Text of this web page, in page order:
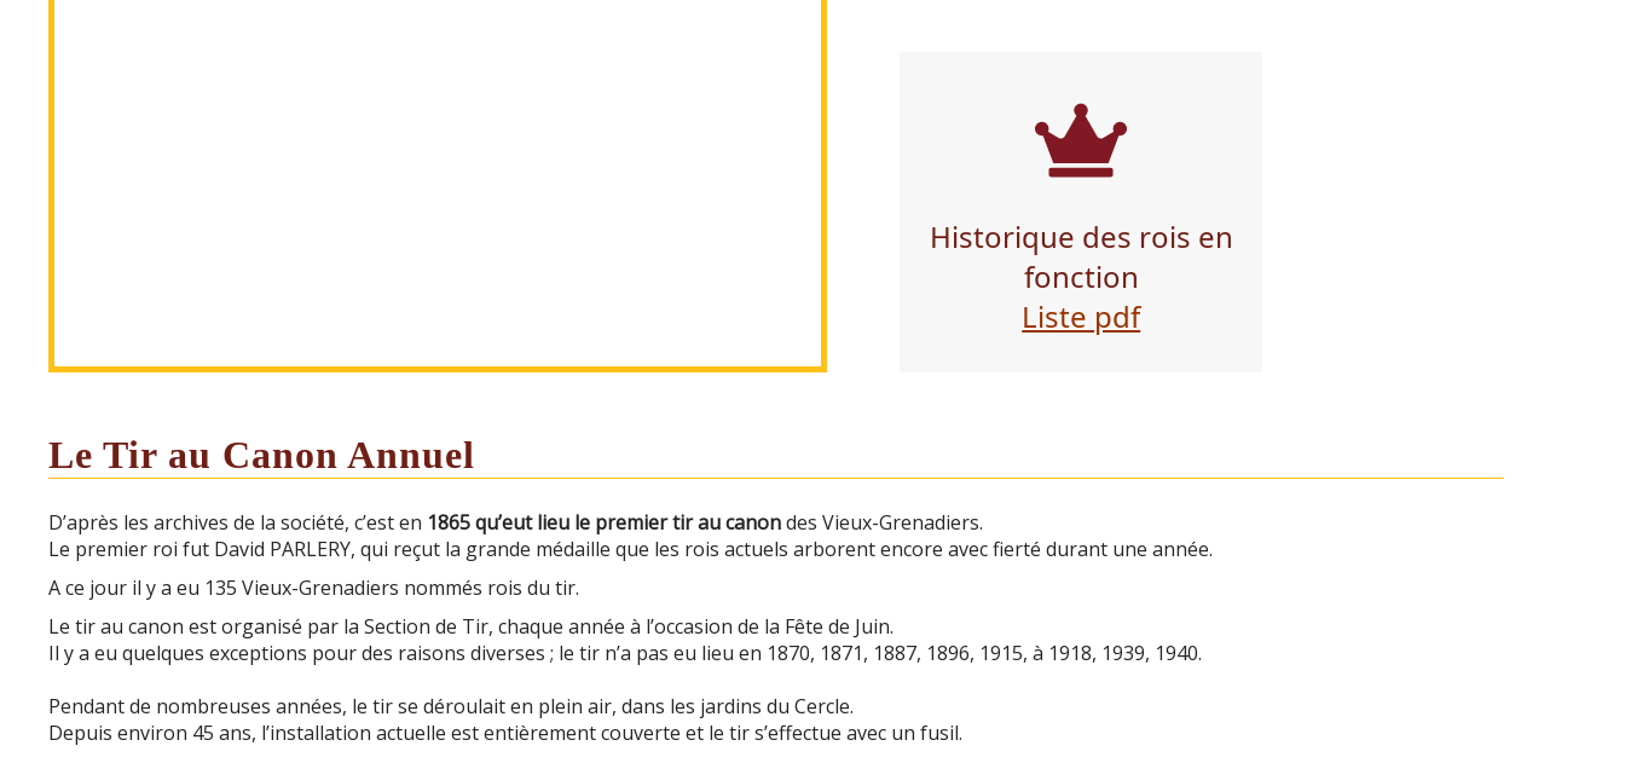
Historique des rois en
fonction
Liste pdf
Le Tir au Canon Annuel
D’après les archives de la société, c’est en 1865 qu’eut lieu le premier tir au canondes Vieux-Grenadiers.
Le premier roi fut David PARLERY, qui reçut la grande médaille que les rois actuels arborent encore avec fierté durant une année.
A ce jour il y a eu 135 Vieux-Grenadiers nommés rois du tir.
Le tir au canon est organisé par la Section de Tir, chaque année à l’occasion de la Fête de Juin.
Il y a eu quelques exceptions pour des raisons diverses ; le tir n’a pas eu lieu en 1870, 1871, 1887, 1896, 1915, à 1918, 1939, 1940.
Pendant de nombreuses années, le tir se déroulait en plein air, dans les jardins du Cercle.
Depuis environ 45 ans, l’installation actuelle est entièrement couverte et le tir s’effectue avec un fusil.